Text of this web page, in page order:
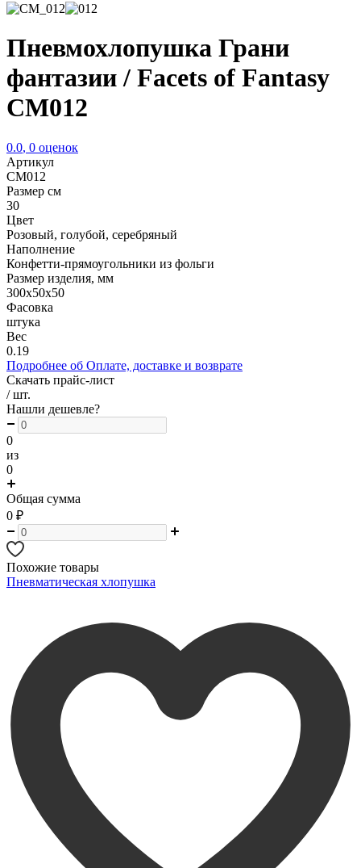
Пневмохлопушка Грани
фантазии / Facets of Fantasy
CM012
0.0, 0 оценок
Артикул
CM012
Размер см
30
Цвет
Розовый, голубой, серебряный
Наполнение
Конфетти-прямоугольники из фольги
Размер изделия, мм
300х50х50
Фасовка
штука
Вес
0.19
Подробнее об Оплате, доставке и возврате
Скачать прайс-лист
/ шт.
Нашли дешевле?
0
из
0
Общая сумма
0 ₽
Похожие товары
Пневматическая хлопушка